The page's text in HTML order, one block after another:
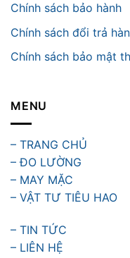
Chính sách bảo hành
Chính sách đổi trả
Chính sách bảo mật
MENU
– TRANG CHỦ
– ĐO LƯỜNG
– MAY MẶC
– VẬT TƯ TIÊU HAO
– TIN TỨC
– LIÊN HỆ